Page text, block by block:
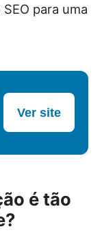
para uma
Ver site
é tão